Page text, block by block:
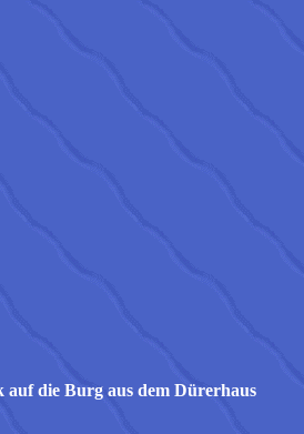
auf die Burg aus dem Dürerhaus